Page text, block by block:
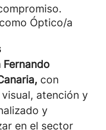
Óptico/a
Fernando
con
atención y
y
en el sector